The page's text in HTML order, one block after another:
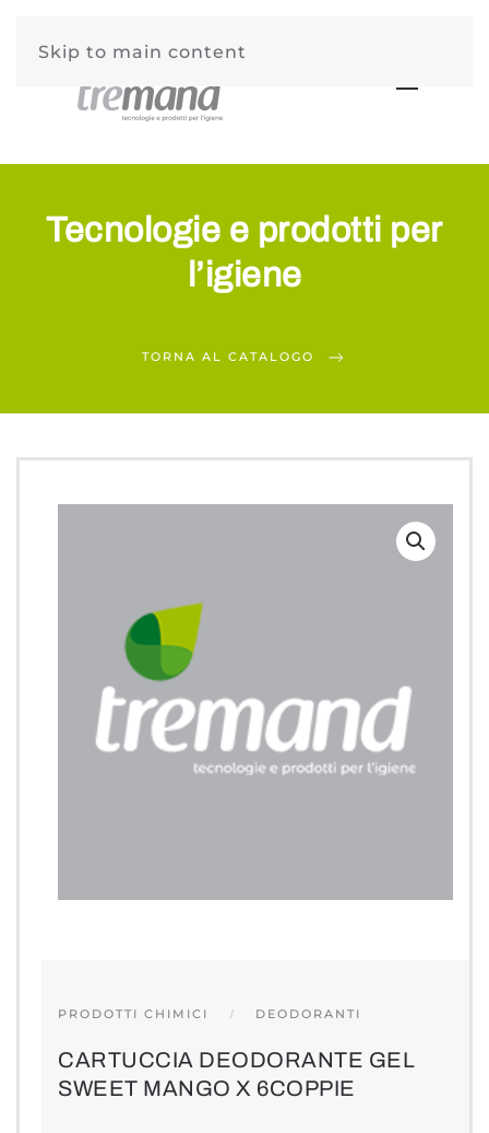
Skip to main content
Tecnologie e prodotti per
l’igiene
TORNA AL CATALOGO
PRODOTTI CHIMICI DEODORANTI
CARTUCCIA DEODORANTE GEL
SWEET MANGO X 6COPPIE